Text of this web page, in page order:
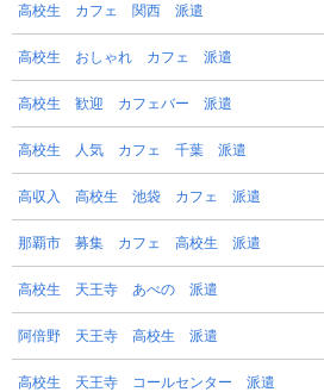
高校生 カフェ 関西 派遣
高校生 おしゃれ カフェ 派遣
高校生 歓迎 カフェバー 派遣
高校生 人気 カフェ 千葉 派遣
高収入 高校生 池袋 カフェ 派遣
那覇市 募集 カフェ 高校生 派遣
高校生 天王寺 あべの 派遣
阿倍野 天王寺 高校生 派遣
高校生 天王寺 コールセンター 派遣